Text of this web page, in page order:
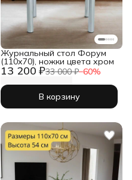
13 200 ₽33 000 ₽−60%
Журнальный стол Форум
(110х70), ножки цвета хром
В корзину